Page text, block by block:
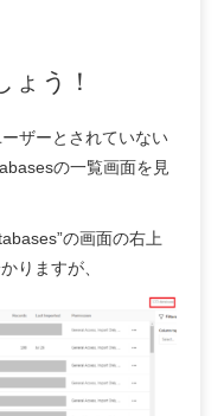
ょう！
ザーとされていない
の一覧画面を見
の画面の右上
りますが、